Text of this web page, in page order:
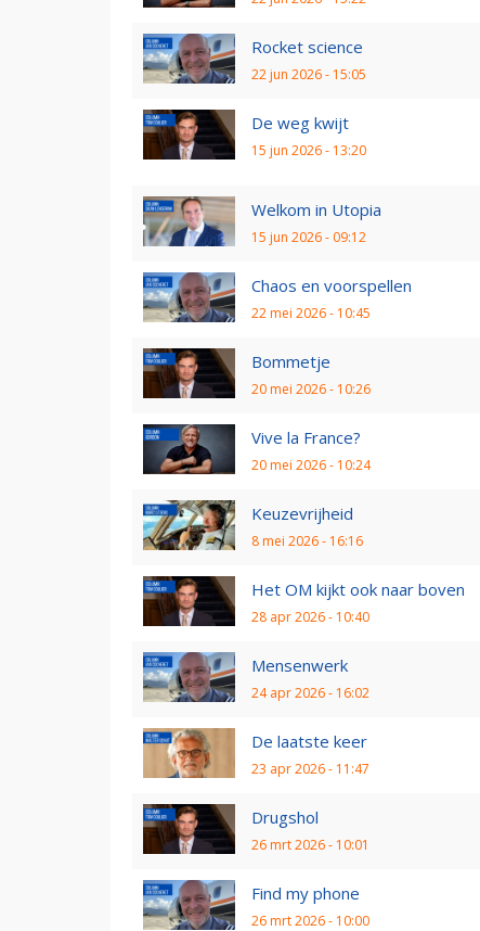
Rocket science
22 jun 2026 - 15:05
De weg kwijt
15 jun 2026 - 13:20
Welkom in Utopia
15 jun 2026 - 09:12
Chaos en voorspellen
22 mei 2026 - 10:45
Bommetje
20 mei 2026 - 10:26
Vive la France?
20 mei 2026 - 10:24
Keuzevrijheid
8 mei 2026 - 16:16
Het OM kijkt ook naar boven
28 apr 2026 - 10:40
Mensenwerk
24 apr 2026 - 16:02
De laatste keer
23 apr 2026 - 11:47
Drugshol
26 mrt 2026 - 10:01
Find my phone
26 mrt 2026 - 10:00